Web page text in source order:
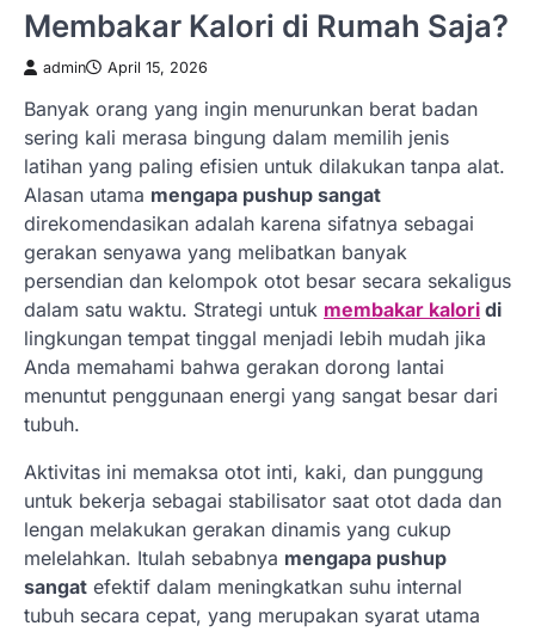
Membakar Kalori di Rumah Saja?
admin April 15, 2026
Banyak orang yang ingin menurunkan berat badan
sering kali merasa bingung dalam memilih jenis
latihan yang paling efisien untuk dilakukan tanpa alat.
Alasan utama mengapa pushup sangat
direkomendasikan adalah karena sifatnya sebagai
gerakan senyawa yang melibatkan banyak
persendian dan kelompok otot besar secara sekaligus
dalam satu waktu. Strategi untuk membakar kalori di
lingkungan tempat tinggal menjadi lebih mudah jika
Anda memahami bahwa gerakan dorong lantai
menuntut penggunaan energi yang sangat besar dari
tubuh.
Aktivitas ini memaksa otot inti, kaki, dan punggung
untuk bekerja sebagai stabilisator saat otot dada dan
lengan melakukan gerakan dinamis yang cukup
melelahkan. Itulah sebabnya mengapa pushup
sangat efektif dalam meningkatkan suhu internal
tubuh secara cepat, yang merupakan syarat utama